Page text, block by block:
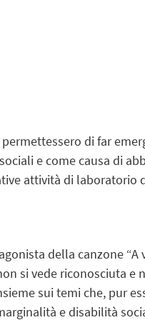
di far
e come causa di
attività di laboratorio
della canzone “A
si vede riconosciuta e
sui temi che, pur
e disabilità